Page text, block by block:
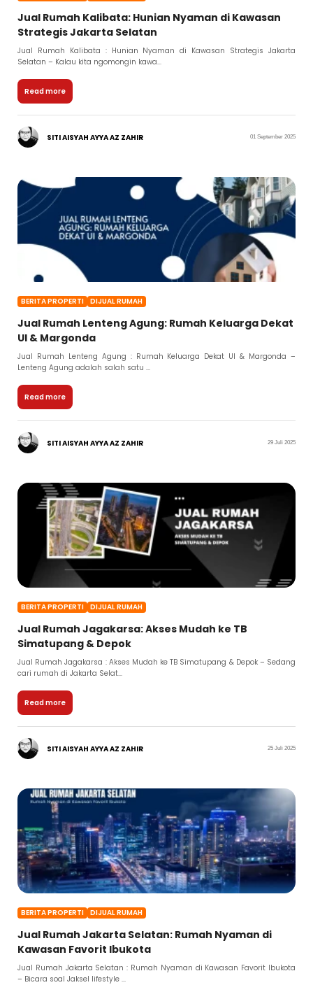
Jual Rumah Kalibata: Hunian Nyaman di Kawasan
Strategis Jakarta Selatan
Jual Rumah Kalibata : Hunian Nyaman di Kawasan Strategis Jakarta
Selatan – Kalau kita ngomongin kawa...
Read more
SITI AISYAH AYYA AZ ZAHIR 01 September 2025
BERITA PROPERTI DIJUAL RUMAH
Jual Rumah Lenteng Agung: Rumah Keluarga Dekat
UI & Margonda
Jual Rumah Lenteng Agung : Rumah Keluarga Dekat UI & Margonda –
Lenteng Agung adalah salah satu ...
Read more
SITI AISYAH AYYA AZ ZAHIR 29 Juli 2025
BERITA PROPERTI DIJUAL RUMAH
Jual Rumah Jagakarsa: Akses Mudah ke TB
Simatupang & Depok
Jual Rumah Jagakarsa : Akses Mudah ke TB Simatupang & Depok – Sedang
cari rumah di Jakarta Selat...
Read more
SITI AISYAH AYYA AZ ZAHIR 25 Juli 2025
BERITA PROPERTI DIJUAL RUMAH
Jual Rumah Jakarta Selatan: Rumah Nyaman di
Kawasan Favorit Ibukota
Jual Rumah Jakarta Selatan : Rumah Nyaman di Kawasan Favorit Ibukota
– Bicara soal Jaksel lifestyle ...